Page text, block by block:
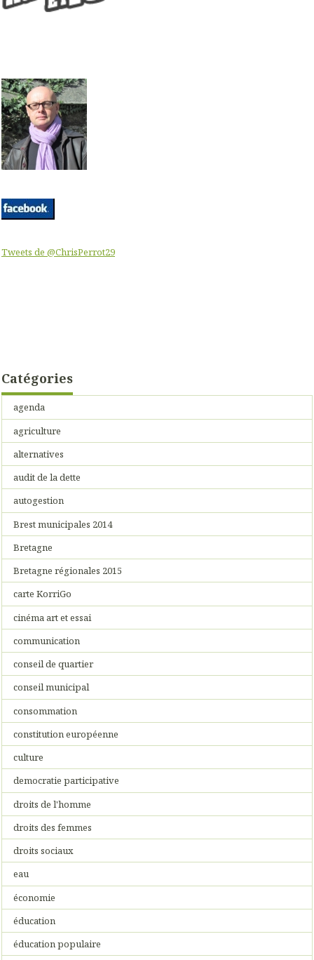
Tweets de @ChrisPerrot29
Catégories
agenda
agriculture
alternatives
audit de la dette
autogestion
Brest municipales 2014
Bretagne
Bretagne régionales 2015
carte KorriGo
cinéma art et essai
communication
conseil de quartier
conseil municipal
consommation
constitution européenne
culture
democratie participative
droits de l'homme
droits des femmes
droits sociaux
eau
économie
éducation
éducation populaire